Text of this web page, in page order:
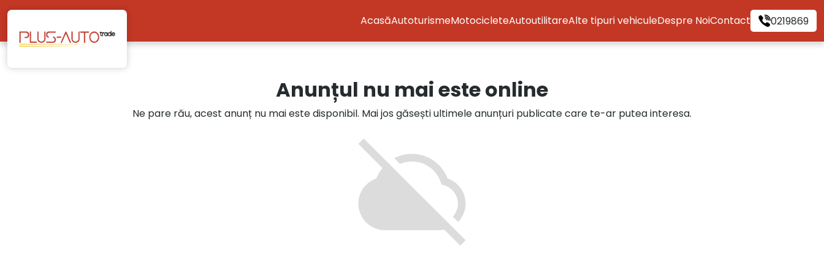
Mergi direct la conținutul principal
AcasăAutoturismeMotocicleteAutoutilitareAlte tipuri vehiculeDespre NoiContact 0219869
Anunțul nu mai este online
Ne pare rău, acest anunț nu mai este disponibil. Mai jos găsești ultimele anunțuri publicate care te-ar putea interesa.